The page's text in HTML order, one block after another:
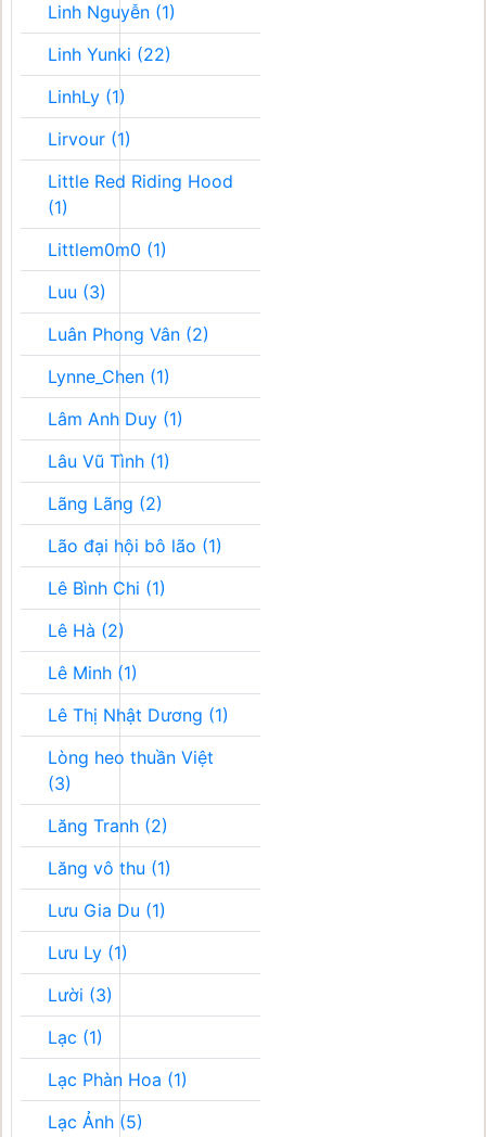
Linh Nguyễn (1)
Linh Yunki (22)
LinhLy (1)
Lirvour (1)
Little Red Riding Hood
(1)
Littlem0m0 (1)
Luu (3)
Luân Phong Vân (2)
Lynne_Chen (1)
Lâm Anh Duy (1)
Lâu Vũ Tình (1)
Lãng Lãng (2)
Lão đại hội bô lão (1)
Lê Bình Chi (1)
Lê Hà (2)
Lê Minh (1)
Lê Thị Nhật Dương (1)
Lòng heo thuần Việt
(3)
Lăng Tranh (2)
Lăng vô thu (1)
Lưu Gia Du (1)
Lưu Ly (1)
Lười (3)
Lạc (1)
Lạc Phàn Hoa (1)
Lạc Ảnh (5)